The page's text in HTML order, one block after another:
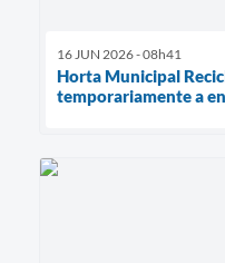
16 JUN 2026 - 08h41
Horta Municipal
temporariamente a